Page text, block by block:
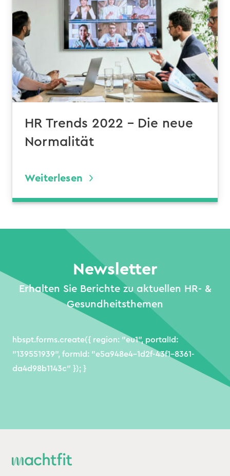
HR Trends 2022 – Die neue
Normalität
Weiterlesen
Newsletter
Erhalten Sie Berichte zu aktuellen HR- &
Gesundheitsthemen
hbspt.forms.create({ region: "eu1", portalId:
"139551939", formId: "e5a948e4-1d2f-43f1-8361-
da4d98b1143c" }); }